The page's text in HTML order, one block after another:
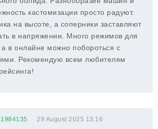
кастомизации просто радуют.
на высоте, а соперники заставляют
в напряжении. Много режимов для
а в онлайне можно побороться с
Рекомендую всем любителям
29 August 2025 13:16